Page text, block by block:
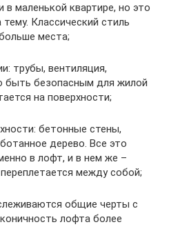
маленькой квартире, но это
Классический стиль
места;
трубы, вентиляция,
быть безопасным для жилой
на поверхности;
бетонные стены,
дерево. Все это
в лофт, и в нем же –
между собой;
общие черты с
лофта более